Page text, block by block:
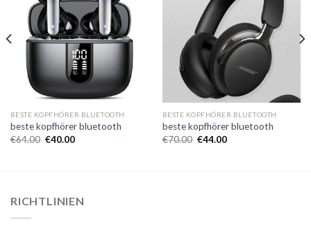
BESTE KOPFHÖRER BLUETOOTH
beste kopfhörer bluetooth
€64.00 €40.00
BESTE KOPFHÖRER BLUETOOTH
beste kopfhörer bluetooth
€70.00 €44.00
RICHTLINIEN